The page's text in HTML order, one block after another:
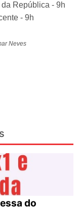
República - 9h
- 9h
Neves
do